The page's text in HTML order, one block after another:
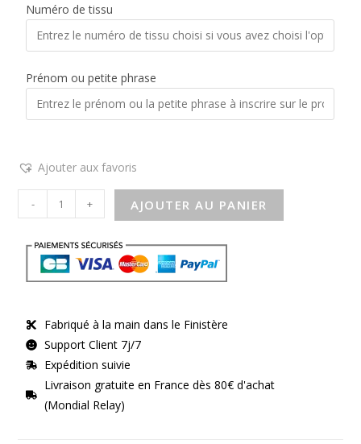
Numéro de tissu
Prénom ou petite phrase
Ajouter aux favoris
- + AJOUTER AU PANIER
Fabriqué à la main dans le Finistère
Support Client 7j/7
Expédition suivie
Livraison gratuite en France dès 80€ d'achat
(Mondial Relay)